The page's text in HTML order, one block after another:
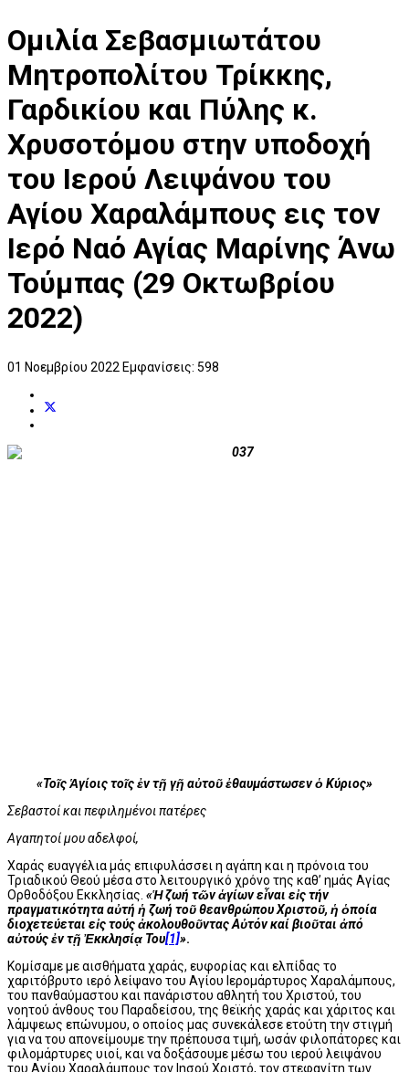
Ομιλία Σεβασμιωτάτου
Μητροπολίτου Τρίκκης,
Γαρδικίου και Πύλης κ.
Χρυσοτόμου στην υποδοχή
του Ιερού Λειψάνου του
Αγίου Χαραλάμπους εις τον
Ιερό Ναό Αγίας Μαρίνης Άνω
Τούμπας (29 Οκτωβρίου
2022)
01 Νοεμβρίου 2022 Εμφανίσεις: 598
«Τοῖς Ἁγίοις τοῖς ἐν τῇ γῇ αὐτοῦ ἐθαυμάστωσεν ὁ Κύριος»
Σεβαστοί και πεφιλημένοι πατέρες
Αγαπητοί μου αδελφοί,
Χαράς ευαγγέλια μάς επιφυλάσσει η αγάπη και η πρόνοια του
Τριαδικού Θεού μέσα στο λειτουργικό χρόνο της καθ’ ημάς Αγίας
Ορθοδόξου Εκκλησίας. «Ἡ ζωή τῶν ἁγίων εἶναι εἰς τήν
πραγματικότητα αὐτή ἡ ζωή τοῦ θεανθρώπου Χριστοῦ, ἡ ὁποία
διοχετεύεται εἰς τούς ἀκολουθοῦντας Αὐτόν καί βιοῦται ἀπό
αὐτούς ἐν τῇ Ἐκκλησίᾳ Του[1]».
Κομίσαμε με αισθήματα χαράς, ευφορίας και ελπίδας το
χαριτόβρυτο ιερό λείψανο του Αγίου Ιερομάρτυρος Χαραλάμπους,
του πανθαύμαστου και πανάριστου αθλητή του Χριστού, του
νοητού άνθους του Παραδείσου, της θεϊκής χαράς και χάριτος και
λάμψεως επώνυμου, ο οποίος μας συνεκάλεσε ετούτη την στιγμή
για να του απονείμουμε την πρέπουσα τιμή, ωσάν φιλοπάτορες και
φιλομάρτυρες υιοί, και να δοξάσουμε μέσω του ιερού λειψάνου
του Αγίου Χαραλάμπους τον Ιησού Χριστό, τον στεφανίτη των